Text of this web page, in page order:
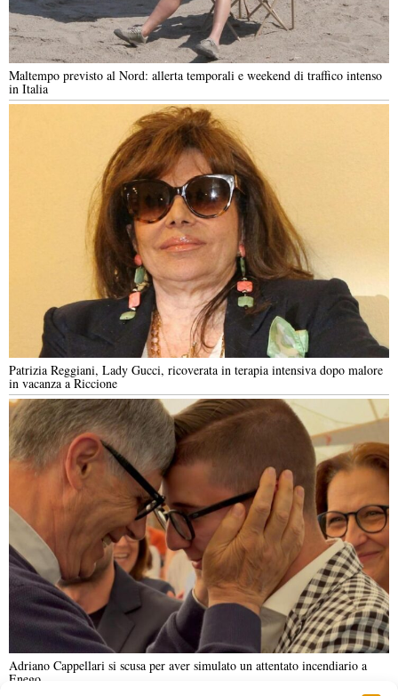
Maltempo previsto al Nord: allerta temporali e weekend di traffico intenso
in Italia
Patrizia Reggiani, Lady Gucci, ricoverata in terapia intensiva dopo malore
in vacanza a Riccione
Adriano Cappellari si scusa per aver simulato un attentato incendiario a
Enego